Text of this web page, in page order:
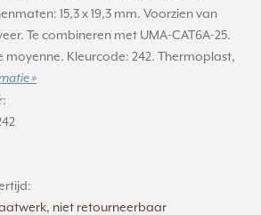
15,3 x 19,3 mm. Voorzien van
Te combineren met UMA-CAT6A-25.
moyenne. Kleurcode: 242. Thermoplast,
»
niet retourneerbaar